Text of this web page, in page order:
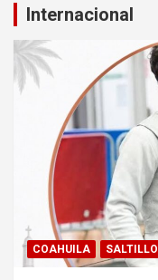
Internacional
COAHUILA SALTILLO